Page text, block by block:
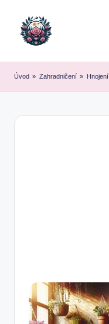
Úvod » Zahradničení » Hnojení